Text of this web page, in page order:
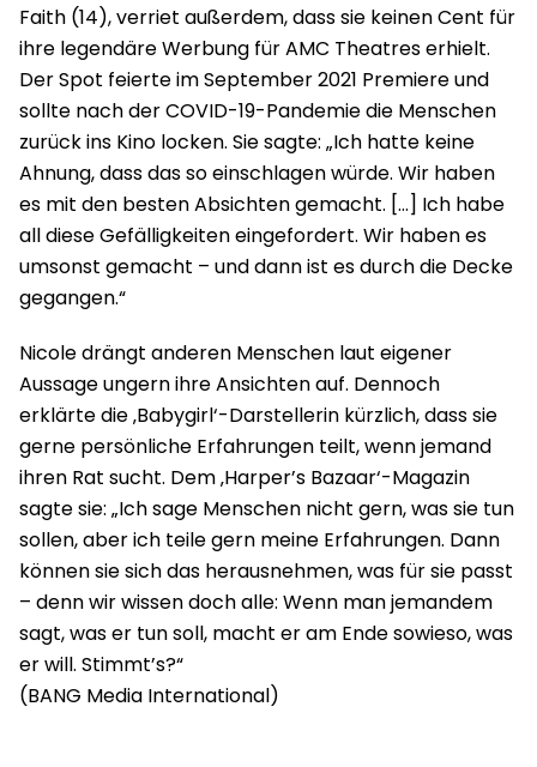
Faith (14), verriet außerdem, dass sie keinen Cent für
ihre legendäre Werbung für AMC Theatres erhielt.
Der Spot feierte im September 2021 Premiere und
sollte nach der COVID-19-Pandemie die Menschen
zurück ins Kino locken. Sie sagte: „Ich hatte keine
Ahnung, dass das so einschlagen würde. Wir haben
es mit den besten Absichten gemacht. […] Ich habe
all diese Gefälligkeiten eingefordert. Wir haben es
umsonst gemacht – und dann ist es durch die Decke
gegangen.“
Nicole drängt anderen Menschen laut eigener
Aussage ungern ihre Ansichten auf. Dennoch
erklärte die ‚Babygirl‘-Darstellerin kürzlich, dass sie
gerne persönliche Erfahrungen teilt, wenn jemand
ihren Rat sucht. Dem ‚Harper’s Bazaar‘-Magazin
sagte sie: „Ich sage Menschen nicht gern, was sie tun
sollen, aber ich teile gern meine Erfahrungen. Dann
können sie sich das herausnehmen, was für sie passt
– denn wir wissen doch alle: Wenn man jemandem
sagt, was er tun soll, macht er am Ende sowieso, was
er will. Stimmt’s?“